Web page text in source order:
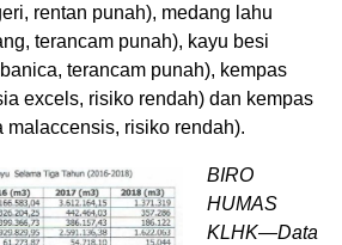
rentan punah), medang lahu
terancam punah), kayu besi
terancam punah), kempas
excels, risiko rendah) dan kempas
malaccensis, risiko rendah).
BIRO
HUMAS
KLHK—Data